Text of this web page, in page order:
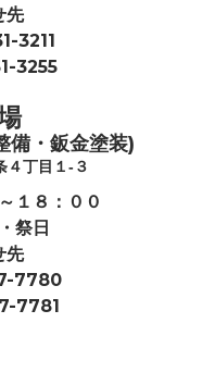
先
3211
3255
備・鈑金塗装)
４丁目１-３
１８：００
祭日
先
7780
7781